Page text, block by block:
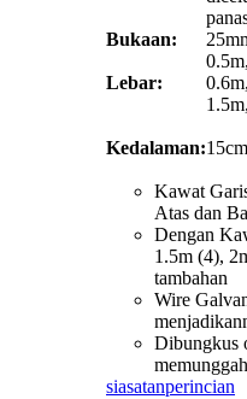
Bukaan:
Lebar:
0.5m,
Kedalaman:15cm
Kawat
Atas dan
Dengan
1.5m (4),
tambahan
Wire
Dibungkus
memunggah
siasatanperincian